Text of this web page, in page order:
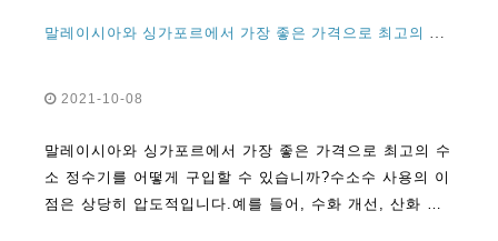
말레이시아와 싱가포르에서 가장 좋은 가격으로 최고의 수소 정수기를 어떻게 구입할 수 있습니까?
2021-10-08
말레이시아와 싱가포르에서 가장 좋은 가격으로 최고의 수
소 정수기를 어떻게 구입할 수 있습니까?수소수 사용의 이
점은 상당히 압도적입니다.예를 들어, 수화 개선, 산화 스